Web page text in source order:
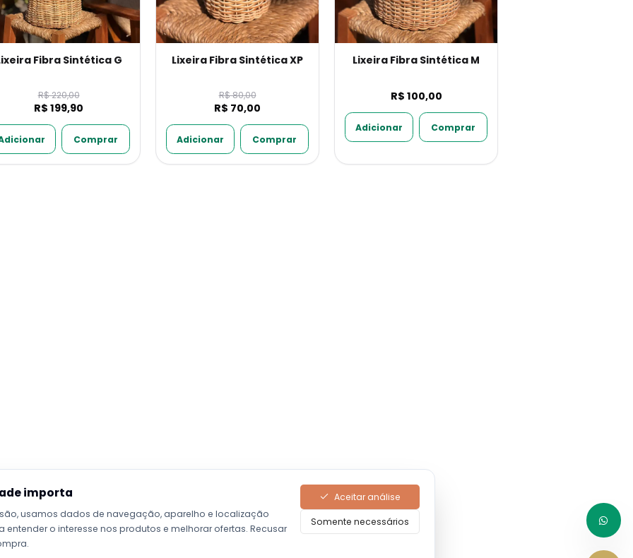
Fibra Sintética G
R$ 220,00
R$ 199,90
Comprar
Lixeira Fibra Sintética XP
R$ 80,00
R$ 70,00
Adicionar Comprar
Lixeira Fibra Sintética M
R$ 100,00
Adicionar Comprar
importa
usamos dados de navegação, aparelho e localização
o interesse nos produtos e melhorar ofertas. Recusar
Aceitar análise
Somente necessários